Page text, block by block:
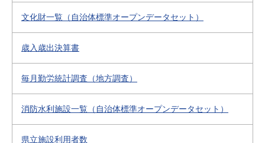
文化財一覧（自治体標準オープンデータセット）
歳入歳出決算書
毎月勤労統計調査（地方調査）
消防水利施設一覧（自治体標準オープンデータセット）
県立施設利用者数